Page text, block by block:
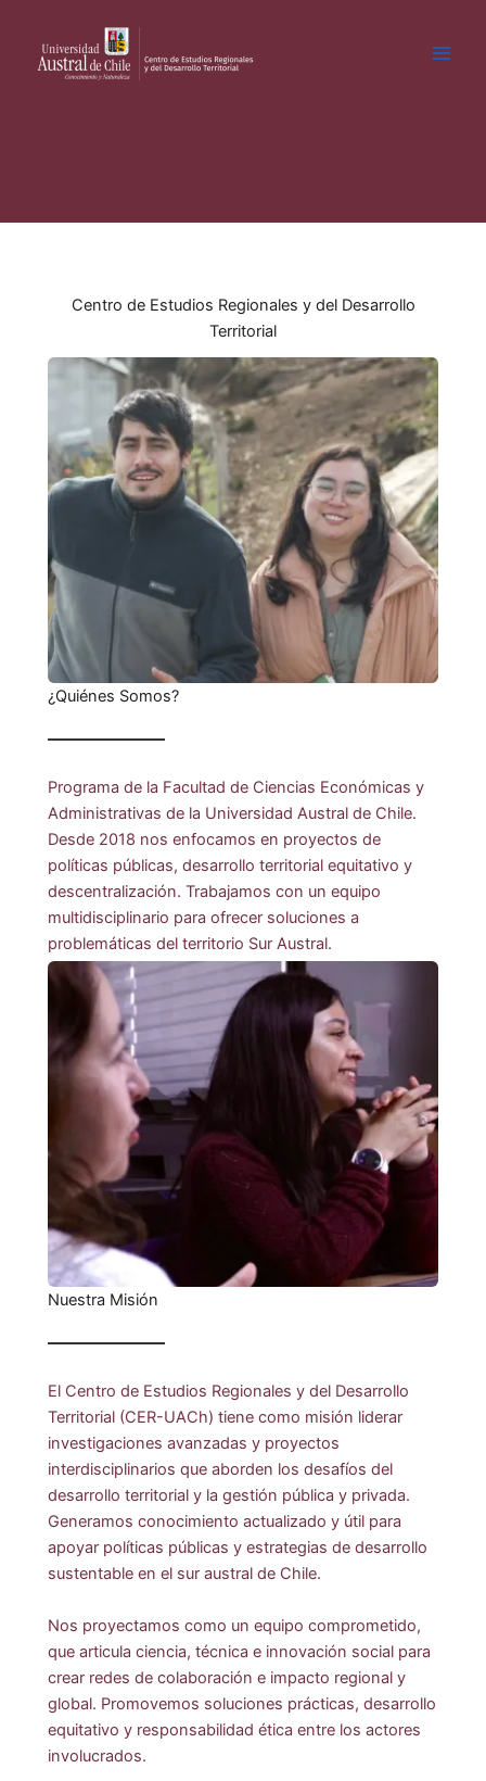
contenido
Centro de Estudios Regionales y del Desarrollo
Territorial
¿Quiénes Somos?
Programa de la Facultad de Ciencias Económicas y
Administrativas de la Universidad Austral de Chile.
Desde 2018 nos enfocamos en proyectos de
políticas públicas, desarrollo territorial equitativo y
descentralización. Trabajamos con un equipo
multidisciplinario para ofrecer soluciones a
problemáticas del territorio Sur Austral.
Nuestra Misión
El Centro de Estudios Regionales y del Desarrollo
Territorial (CER-UACh) tiene como misión liderar
investigaciones avanzadas y proyectos
interdisciplinarios que aborden los desafíos del
desarrollo territorial y la gestión pública y privada.
Generamos conocimiento actualizado y útil para
apoyar políticas públicas y estrategias de desarrollo
sustentable en el sur austral de Chile.
Nos proyectamos como un equipo comprometido,
que articula ciencia, técnica e innovación social para
crear redes de colaboración e impacto regional y
global. Promovemos soluciones prácticas, desarrollo
equitativo y responsabilidad ética entre los actores
involucrados.